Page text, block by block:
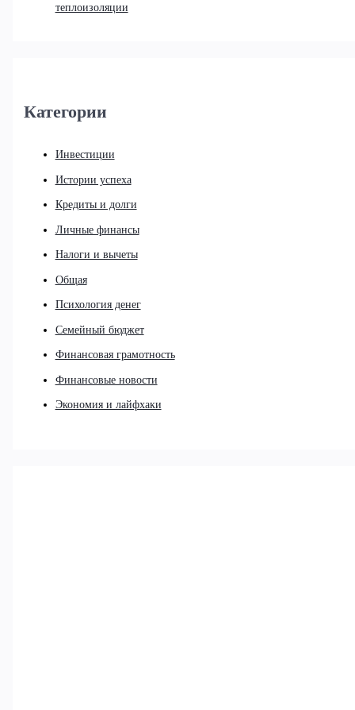
теплоизоляции
Категории
Инвестиции
Истории успеха
Кредиты и долги
Личные финансы
Налоги и вычеты
Общая
Психология денег
Семейный бюджет
Финансовая грамотность
Финансовые новости
Экономия и лайфхаки